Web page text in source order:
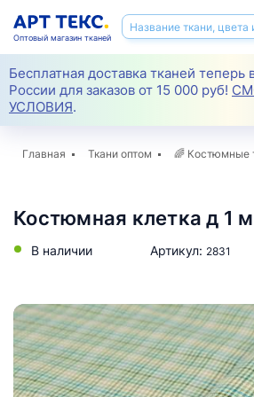
Бесплатная доставка тканей теперь
России для заказов от 15 000 руб!
УСЛОВИЯ.
Оптовый магазин тканей
Главная Ткани оптом 🌈 Костюмные
Костюмная клетка д 1
В наличии Артикул: 2831